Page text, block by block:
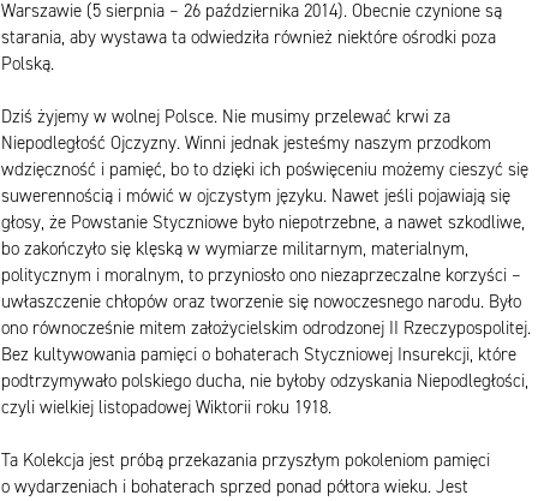
Warszawie (5 sierpnia – 26 października 2014). Obecnie czynione są
starania, aby wystawa ta odwiedziła również niektóre ośrodki poza
Polską.
Dziś żyjemy w wolnej Polsce. Nie musimy przelewać krwi za
Niepodległość Ojczyzny. Winni jednak jesteśmy naszym przodkom
wdzięczność i pamięć, bo to dzięki ich poświęceniu możemy cieszyć się
suwerennością i mówić w ojczystym języku. Nawet jeśli pojawiają się
głosy, że Powstanie Styczniowe było niepotrzebne, a nawet szkodliwe,
bo zakończyło się klęską w wymiarze militarnym, materialnym,
politycznym i moralnym, to przyniosło ono niezaprzeczalne korzyści –
uwłaszczenie chłopów oraz tworzenie się nowoczesnego narodu. Było
ono równocześnie mitem założycielskim odrodzonej II Rzeczypospolitej.
Bez kultywowania pamięci o bohaterach Styczniowej Insurekcji, które
podtrzymywało polskiego ducha, nie byłoby odzyskania Niepodległości,
czyli wielkiej listopadowej Wiktorii roku 1918.
Ta Kolekcja jest próbą przekazania przyszłym pokoleniom pamięci
o wydarzeniach i bohaterach sprzed ponad półtora wieku. Jest